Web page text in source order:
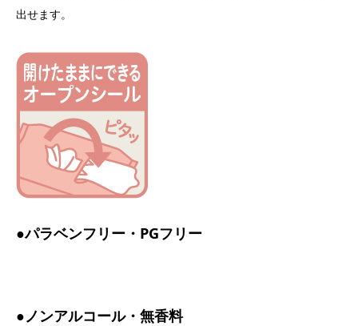
出せます。
●パラベンフリー・PGフリー
●ノンアルコール・無香料